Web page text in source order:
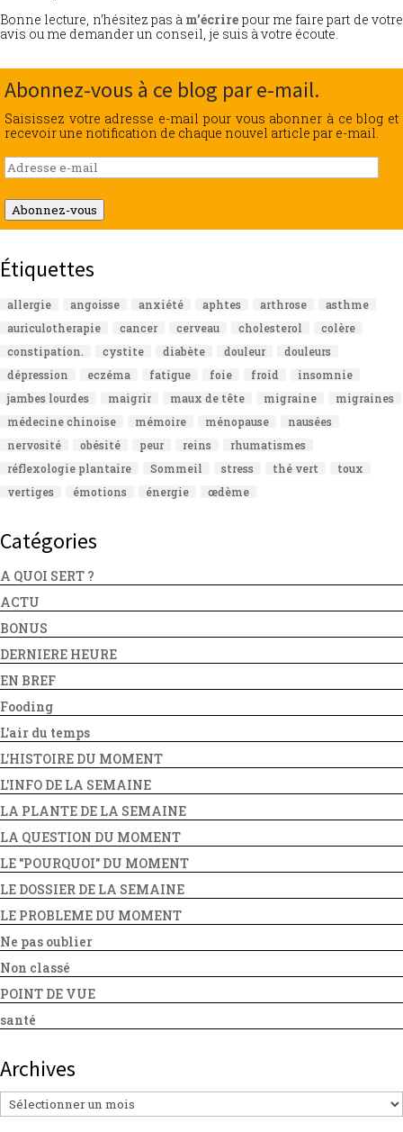
Bonne lecture, n’hésitez pas à m’écrire pour me faire part de votre
avis ou me demander un conseil, je suis à votre écoute.
Abonnez-vous à ce blog par e-mail.
Saisissez votre adresse e-mail pour vous abonner à ce blog et
recevoir une notification de chaque nouvel article par e-mail.
Adresse
e-
mail
Abonnez-vous
Étiquettes
allergie angoisse anxiété aphtes arthrose
asthme
auriculotherapie
cancer cerveau cholesterol
colère
constipation.
cystite diabète douleur
douleurs
dépression
eczéma fatigue foie froid
insomnie
jambes lourdes
maigrir maux de tête migraine
migraines
médecine chinoise
mémoire ménopause
nausées
nervosité
obésité peur reins
rhumatismes
réflexologie plantaire
Sommeil stress thé vert
toux
vertiges
émotions énergie œdème
Catégories
A QUOI SERT ?
ACTU
BONUS
DERNIERE HEURE
EN BREF
Fooding
L'air du temps
L'HISTOIRE DU MOMENT
L'INFO DE LA SEMAINE
LA PLANTE DE LA SEMAINE
LA QUESTION DU MOMENT
LE "POURQUOI" DU MOMENT
LE DOSSIER DE LA SEMAINE
LE PROBLEME DU MOMENT
Ne pas oublier
Non classé
POINT DE VUE
santé
Archives
Archives